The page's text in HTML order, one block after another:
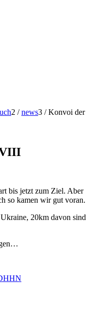
2 / news3 / Konvoi der
bis jetzt zum Ziel. Aber
so kamen wir gut voran.
20km davon sind